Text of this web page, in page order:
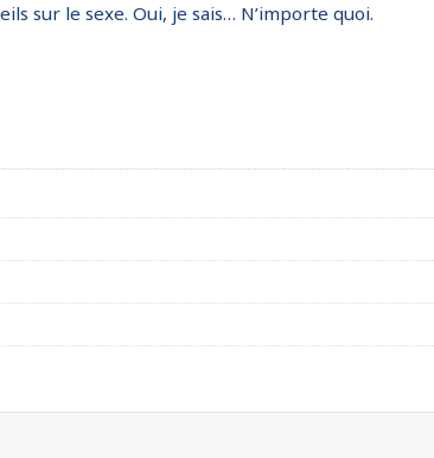
sur le sexe. Oui, je sais… N’importe quoi.